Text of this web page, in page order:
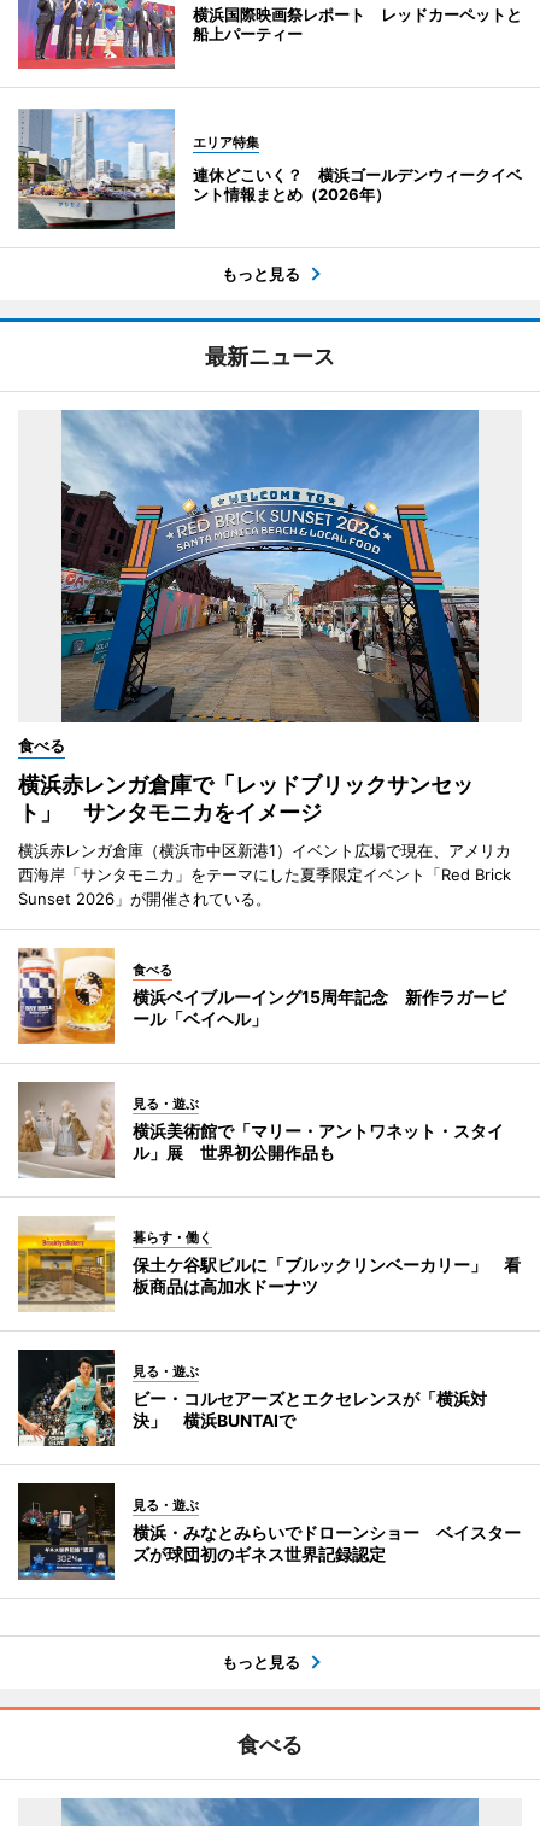
横浜国際映画祭レポート レッドカーペットと
船上パーティー
エリア特集
連休どこいく？ 横浜ゴールデンウィークイベ
ント情報まとめ（2026年）
もっと見る
最新ニュース
食べる
横浜赤レンガ倉庫で「レッドブリックサンセッ
ト」 サンタモニカをイメージ
横浜赤レンガ倉庫（横浜市中区新港1）イベント広場で現在、アメリカ
西海岸「サンタモニカ」をテーマにした夏季限定イベント「Red Brick
Sunset 2026」が開催されている。
食べる
横浜ベイブルーイング15周年記念 新作ラガービ
ール「ベイヘル」
見る・遊ぶ
横浜美術館で「マリー・アントワネット・スタイ
ル」展 世界初公開作品も
暮らす・働く
保土ケ谷駅ビルに「ブルックリンベーカリー」 看
板商品は高加水ドーナツ
見る・遊ぶ
ビー・コルセアーズとエクセレンスが「横浜対
決」 横浜BUNTAIで
見る・遊ぶ
横浜・みなとみらいでドローンショー ベイスター
ズが球団初のギネス世界記録認定
もっと見る
食べる